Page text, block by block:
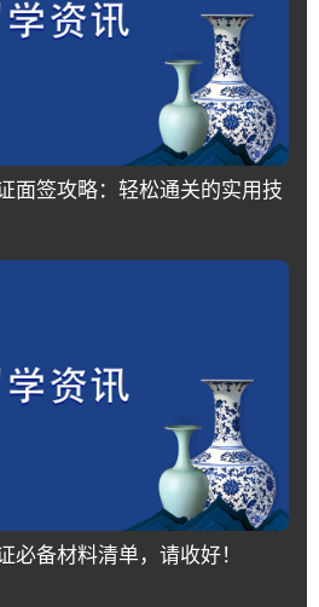
面签攻略：轻松通关的实用技
必备材料清单，请收好！